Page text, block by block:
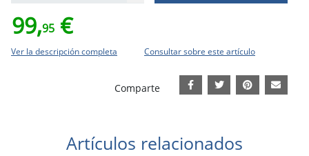
99,95 €
Ver la descripción completa Consultar sobre este artículo
Comparte
Artículos relacionados